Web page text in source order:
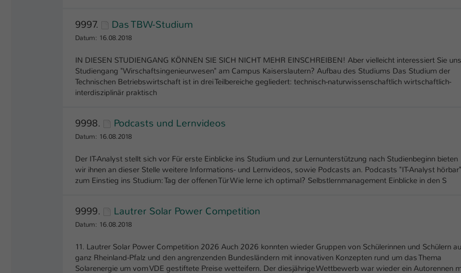
9997. Das TBW-Studium
Datum: 16.08.2018
IN DIESEN STUDIENGANG KÖNNEN SIE SICH NICHT MEHR EINSCHREIBEN! Aber vielleicht interessiert Sie
Studiengang "Wirschaftsingenieurwesen" am Campus Kaiserslautern? Aufbau des Studiums Das Studium der
Technischen Betriebswirtschaft ist in drei Teilbereiche gegliedert: technisch-naturwissenschaftlich wirtschaftlich-
interdisziplinär praktisch
9998. Podcasts und Lernvideos
Datum: 16.08.2018
Der IT-Analyst stellt sich vor Für erste Einblicke ins Studium und zur Lernunterstützung nach Studienbeginn bieten
wir ihnen an dieser Stelle weitere Informations- und Lernvideos, sowie Podcasts an. Podcasts "IT-Analyst hörbar"
zum Einstieg ins Studium: Tag der offenen Tür Wie lerne ich optimal? Selbstlernmanagement Einblicke in den S
9999. Lautrer Solar Power Competition
Datum: 16.08.2018
11. Lautrer Solar Power Competition 2026 Auch 2026 konnten wieder Gruppen von Schülerinnen und Schülern
ganz Rheinland-Pfalz und den angrenzenden Bundesländern mit innovativen Konzepten rund um das Thema
Solarenergie um vom VDE gestiftete Preise wetteifern. Der diesjährige Wettbewerb war wieder ein Autorennen